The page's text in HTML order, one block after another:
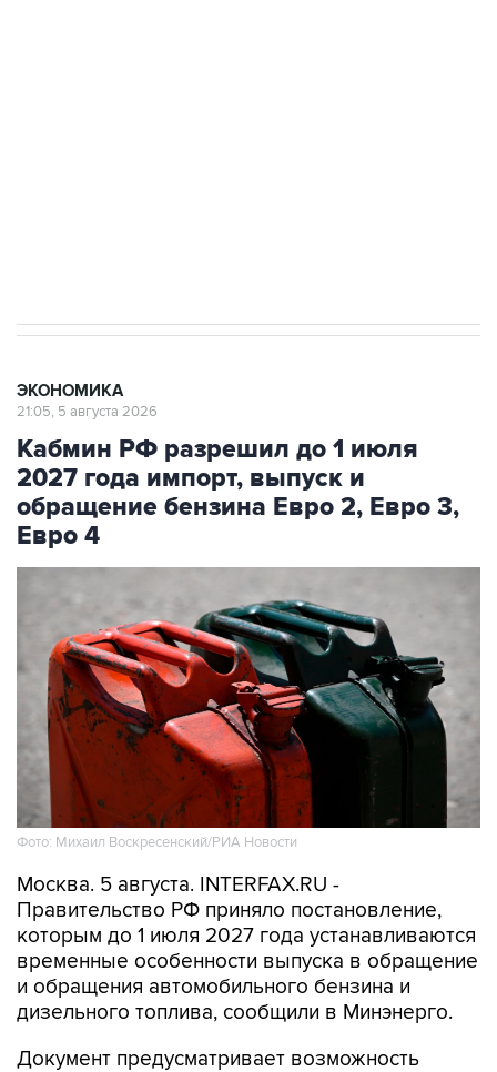
ЭКОНОМИКА
21:05, 5 августа 2026
Кабмин РФ разрешил до 1 июля
2027 года импорт, выпуск и
обращение бензина Евро 2, Евро 3,
Евро 4
Фото: Михаил Воскресенский/РИА Новости
Москва. 5 августа. INTERFAX.RU -
Правительство РФ приняло постановление,
которым до 1 июля 2027 года устанавливаются
временные особенности выпуска в обращение
и обращения автомобильного бензина и
дизельного топлива, сообщили в Минэнерго.
Документ предусматривает возможность